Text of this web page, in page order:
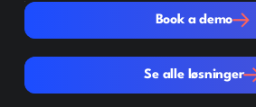
Book a demo
Book a demo
Se alle løsninger
Se alle løsninger